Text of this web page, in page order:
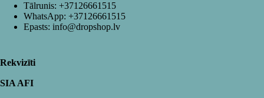
Tālrunis: +37126661515
WhatsApp: +37126661515
Epasts: info@dropshop.lv
Rekvizīti
SIA AFI